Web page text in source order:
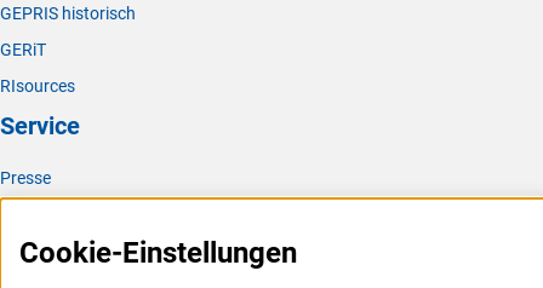
GEPRIS historisch
GERiT
RIsources
Service
Presse
Karriere
Cookie-Einstellungen